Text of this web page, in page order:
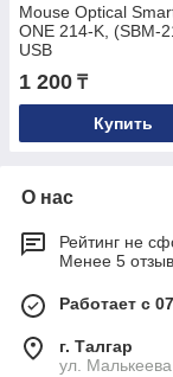
Mouse Optical
ONE 214-K, (SBM-
USB
1 200 ₸
Купить
О нас
Рейтинг не
Менее 5
Работает с
г. Талгар
ул.